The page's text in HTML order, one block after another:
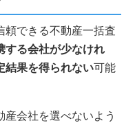
頼できる不動産一括査
する会社が少なけれ
結果を得られない可能
産会社を選べないよう